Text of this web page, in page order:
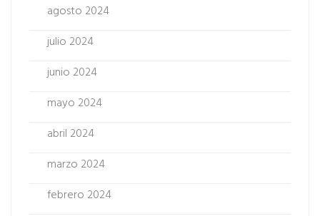
agosto 2024
julio 2024
junio 2024
mayo 2024
abril 2024
marzo 2024
febrero 2024